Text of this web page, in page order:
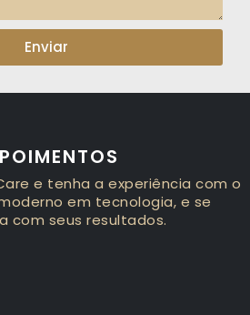
Enviar
e tenha a experiência com o
em tecnologia, e se
com seus resultados.